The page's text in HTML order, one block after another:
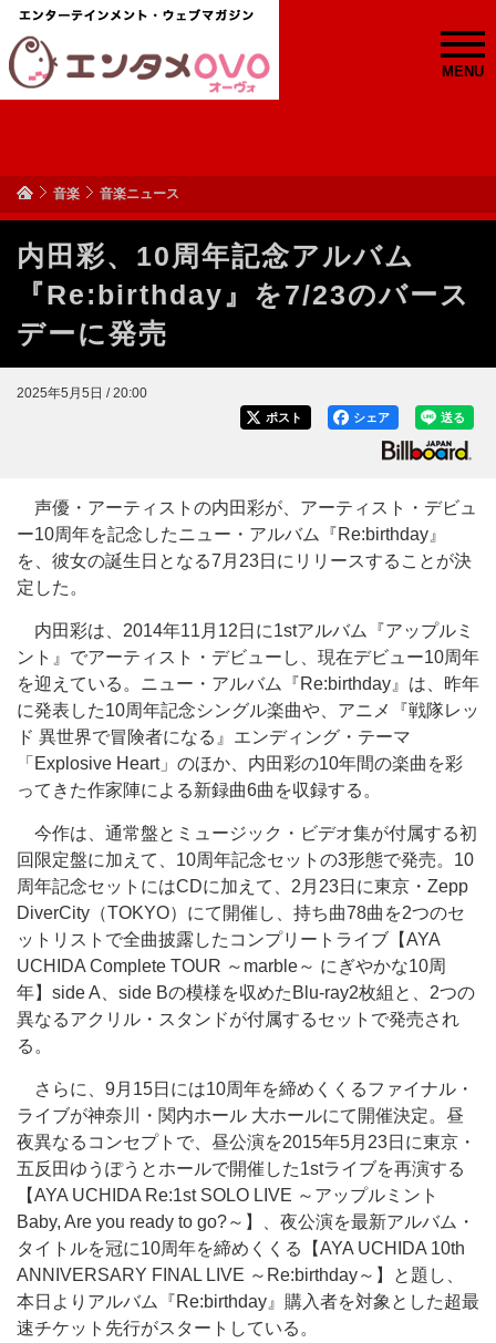
MENU
音楽 音楽ニュース
内田彩、10周年記念アルバム
『Re:birthday』を7/23のバース
デーに発売
2025年5月5日 / 20:00
送る
シェア
ポスト
声優・アーティストの内田彩が、アーティスト・デビュ
ー10周年を記念したニュー・アルバム『Re:birthday』
を、彼女の誕生日となる7月23日にリリースすることが決
定した。
内田彩は、2014年11月12日に1stアルバム『アップルミ
ント』でアーティスト・デビューし、現在デビュー10周年
を迎えている。ニュー・アルバム『Re:birthday』は、昨年
に発表した10周年記念シングル楽曲や、アニメ『戦隊レッ
ド 異世界で冒険者になる』エンディング・テーマ
「Explosive Heart」のほか、内田彩の10年間の楽曲を彩
ってきた作家陣による新録曲6曲を収録する。
今作は、通常盤とミュージック・ビデオ集が付属する初
回限定盤に加えて、10周年記念セットの3形態で発売。10
周年記念セットにはCDに加えて、2月23日に東京・Zepp
DiverCity（TOKYO）にて開催し、持ち曲78曲を2つのセ
ットリストで全曲披露したコンプリートライブ【AYA
UCHIDA Complete TOUR ～marble～ にぎやかな10周
年】side A、side Bの模様を収めたBlu-ray2枚組と、2つの
異なるアクリル・スタンドが付属するセットで発売され
る。
さらに、9月15日には10周年を締めくくるファイナル・
ライブが神奈川・関内ホール 大ホールにて開催決定。昼
夜異なるコンセプトで、昼公演を2015年5月23日に東京・
五反田ゆうぽうとホールで開催した1stライブを再演する
【AYA UCHIDA Re:1st SOLO LIVE ～アップルミント
Baby, Are you ready to go?～】、夜公演を最新アルバム・
タイトルを冠に10周年を締めくくる【AYA UCHIDA 10th
ANNIVERSARY FINAL LIVE ～Re:birthday～】と題し、
本日よりアルバム『Re:birthday』購入者を対象とした超最
速チケット先行がスタートしている。